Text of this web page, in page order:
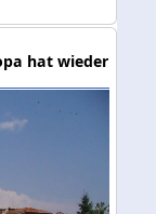
hat wieder